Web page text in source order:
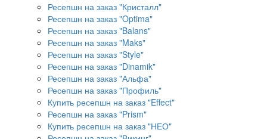
Ресепшн на заказ "Кристалл"
Ресепшн на заказ "Optima"
Ресепшн на заказ "Balans"
Ресепшн на заказ "Maks"
Ресепшн на заказ "Style"
Ресепшн на заказ "Dinamik"
Ресепшн на заказ "Альфа"
Ресепшн на заказ "Профиль"
Купить ресепшн на заказ "Effect"
Ресепшн на заказ "Prism"
Купить ресепшн на заказ "НЕО"